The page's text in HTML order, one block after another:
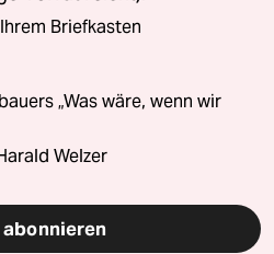
Briefkasten
„Was wäre, wenn wir
Welzer